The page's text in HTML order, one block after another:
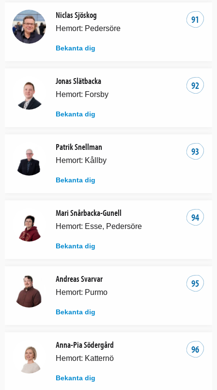
91
Niclas Sjöskog
Hemort: Pedersöre
Bekanta dig
92
Jonas Slätbacka
Hemort: Forsby
Bekanta dig
93
Patrik Snellman
Hemort: Kållby
Bekanta dig
94
Mari Snårbacka-Gunell
Hemort: Esse, Pedersöre
Bekanta dig
95
Andreas Svarvar
Hemort: Purmo
Bekanta dig
96
Anna-Pia Södergård
Hemort: Katternö
Bekanta dig